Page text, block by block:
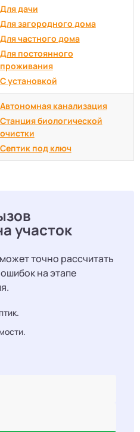
Для дачи
Для загородного дома
Для частного дома
Для постоянного
проживания
С установкой
Автономная канализация
Станция биологической
очистки
Септик под ключ
участок
точно рассчитать
на этапе